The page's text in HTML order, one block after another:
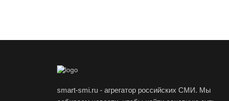
smart-smi.ru - агрегатор российских СМИ. Мы